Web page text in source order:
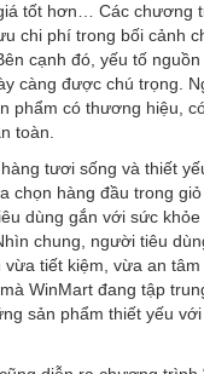
tốt hơn… Các chương
chi phí trong bối cảnh
cạnh đó, yếu tố
càng được chú trọng.
phẩm có thương hiệu,
toàn.
tươi sống và thiết
chọn hàng đầu trong
dùng gắn với sức
chung, người tiêu
tiết kiệm, vừa an
WinMart đang tập
sản phẩm thiết yếu